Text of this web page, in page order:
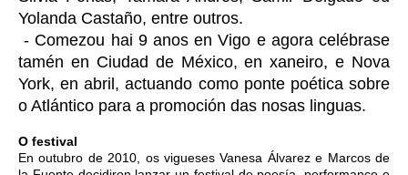
Yolanda Castaño, entre outros.
- Comezou hai 9 anos en Vigo e agora celébrase
tamén en Ciudad de México, en xaneiro, e Nova
York, en abril, actuando como ponte poética sobre
o Atlántico para a promoción das nosas linguas.
O festival
En outubro de 2010, os vigueses Vanesa Álvarez e Marcos de